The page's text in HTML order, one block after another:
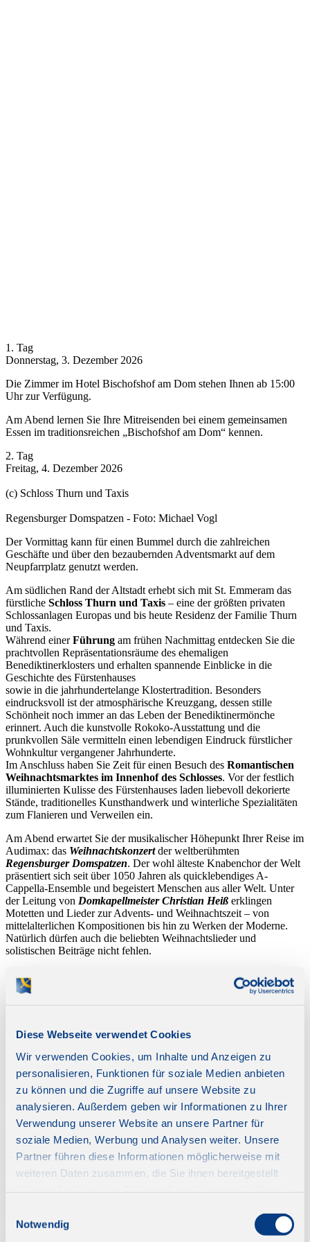
Diese Webseite verwendet Cookies
Wir verwenden Cookies, um Inhalte und Anzeigen zu
personalisieren, Funktionen für soziale Medien anbieten
zu können und die Zugriffe auf unsere Website zu
analysieren. Außerdem geben wir Informationen zu Ihrer
Verwendung unserer Website an unsere Partner für
soziale Medien, Werbung und Analysen weiter. Unsere
Partner führen diese Informationen möglicherweise mit
weiteren Daten zusammen, die Sie ihnen bereitgestellt
Notwendig
1. Tag
Donnerstag, 3. Dezember 2026
Die Zimmer im Hotel Bischofshof am Dom stehen Ihnen ab 15:00
Uhr zur Verfügung.
Am Abend lernen Sie Ihre Mitreisenden bei einem gemeinsamen
Essen im traditionsreichen „Bischofshof am Dom“ kennen.
2. Tag
Freitag, 4. Dezember 2026
(c) Schloss Thurn und Taxis
Regensburger Domspatzen - Foto: Michael Vogl
Der Vormittag kann für einen Bummel durch die zahlreichen
Geschäfte und über den bezaubernden Adventsmarkt auf dem
Neupfarrplatz genutzt werden.
Am südlichen Rand der Altstadt erhebt sich mit St. Emmeram das
fürstliche Schloss Thurn und Taxis – eine der größten privaten
Schlossanlagen Europas und bis heute Residenz der Familie Thurn
und Taxis.
Während einerFührung am frühen Nachmittag entdecken Sie die
prachtvollen Repräsentationsräume des ehemaligen
Benediktinerklosters und erhalten spannende Einblicke in die
Geschichte des Fürstenhauses
sowie in die jahrhundertelange Klostertradition. Besonders
eindrucksvoll ist der atmosphärische Kreuzgang, dessen stille
Schönheit noch immer an das Leben der Benediktinermönche
erinnert. Auch die kunstvolle Rokoko-Ausstattung und die
prunkvollen Säle vermitteln einen lebendigen Eindruck fürstlicher
Wohnkultur vergangener Jahrhunderte.
Im Anschluss haben Sie Zeit für einen Besuch des Romantischen
Weihnachtsmarktes im Innenhof des Schlosses. Vor der festlich
illuminierten Kulisse des Fürstenhauses laden liebevoll dekorierte
Stände, traditionelles Kunsthandwerk und winterliche Spezialitäten
zum Flanieren und Verweilen ein.
Am Abend erwartet Sie der musikalischer Höhepunkt Ihrer Reise im
Audimax: das Weihnachtskonzertder weltberühmten
Regensburger Domspatzen. Der wohl älteste Knabenchor der Welt
präsentiert sich seit über 1050 Jahren als quicklebendiges A-
Cappella-Ensemble und begeistert Menschen aus aller Welt. Unter
der Leitung von Domkapellmeister Christian Heiß erklingen
Motetten und Lieder zur Advents- und Weihnachtszeit – von
mittelalterlichen Kompositionen bis hin zu Werken der Moderne.
Natürlich dürfen auch die beliebten Weihnachtslieder und
solistischen Beiträge nicht fehlen.
Samstag, 5. Dezember 2026
Heute entdecken Sie bei einem geführtenRundgang
2.000 Jahre Geschichte – von den römischen Ursprüngen bis zur
Blütezeit im Hochmittelalter, als Regensburg zu den bedeutendsten
Handelszentren Europas zählte. Dazu hören Sie Geschichten von
Bischöfen und Patriziern, Bürgern und Handwerkern, die das
Stadtbild prägen.
Im Anschluss unternehmen Sie eine Schiffsrundfahrt auf der
Donauzur majestätisch über dem Fluss thronenden Walhalla und
genießen vom Wasser aus stimmungsvolle Ausblicke auf die
winterliche Uferlandschaft. Die imposante Ruhmeshalle König
Am Abend lassen Sie die Eindrücke der vergangenen Tage bei